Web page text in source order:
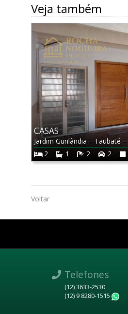
Veja também
CASAS
Jardim Gurilândia – Taubaté –
2
1 2 2
Voltar
Telefones
(12) 3633-2530
(12) 9 8280-1515